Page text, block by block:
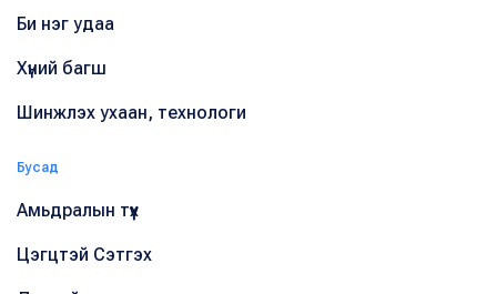
Би нэг удаа
Хүний багш
Шинжлэх ухаан, технологи
Бусад
Амьдралын түүх
Цэгцтэй Сэтгэх